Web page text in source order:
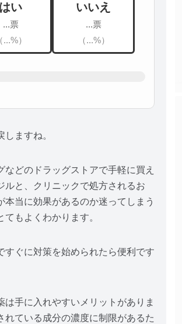
はい
...票
（...%）
いいえ
...票
（...%）
しますね。
などのドラッグストアで手軽に買え
ルと、クリニックで処方されるお
本当に効果があるのか迷ってしまう
てもよくわかります。
すぐに対策を始められたら便利です
は手に入れやすいメリットがありま
れている成分の濃度に制限があるた